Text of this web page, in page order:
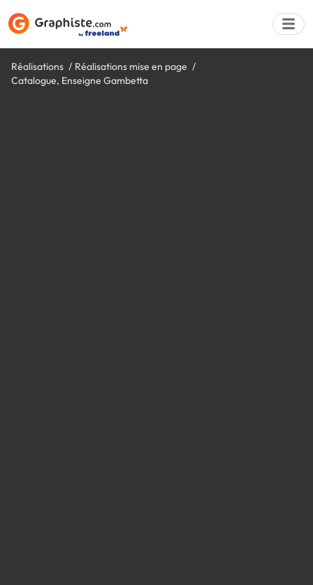
Réalisations
Réalisations mise en page
Catalogue, Enseigne Gambetta